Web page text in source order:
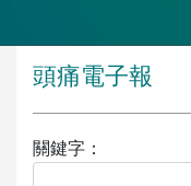
頭痛電子報
關鍵字：